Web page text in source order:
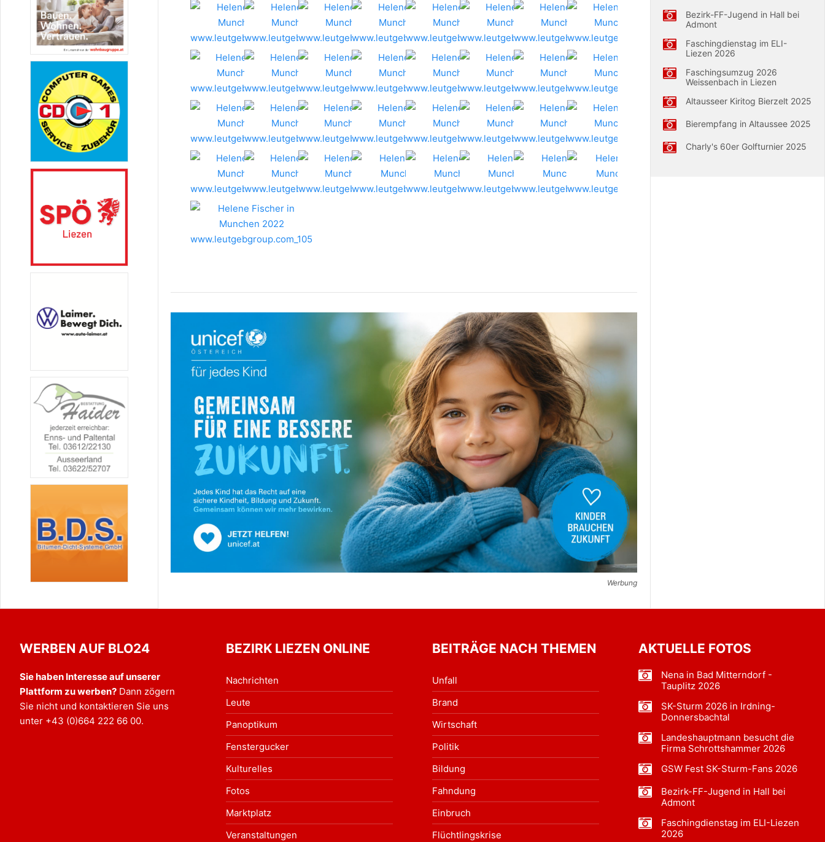
Werbung
Bezirk-FF-Jugend in Hall bei
Admont
Faschingdienstag im ELI-
Liezen 2026
Faschingsumzug 2026
Weissenbach in Liezen
Altausseer Kiritog Bierzelt 2025
Bierempfang in Altaussee 2025
Charly's 60er Golfturnier 2025
WERBEN AUF BLO24
Sie haben Interesse auf unserer
Plattform zu werben? Dann zögern
Sie nicht und kontaktieren Sie uns
unter +43 (0)664 222 66 00.
BEZIRK LIEZEN ONLINE
Nachrichten
Leute
Panoptikum
Fenstergucker
Kulturelles
Fotos
Marktplatz
Veranstaltungen
BEITRÄGE NACH THEMEN
Unfall
Brand
Wirtschaft
Politik
Bildung
Fahndung
Einbruch
Flüchtlingskrise
AKTUELLE FOTOS
Nena in Bad Mitterndorf -
Tauplitz 2026
SK-Sturm 2026 in Irdning-
Donnersbachtal
Landeshauptmann besucht die
Firma Schrottshammer 2026
GSW Fest SK-Sturm-Fans 2026
Bezirk-FF-Jugend in Hall bei
Admont
Faschingdienstag im ELI-Liezen
2026